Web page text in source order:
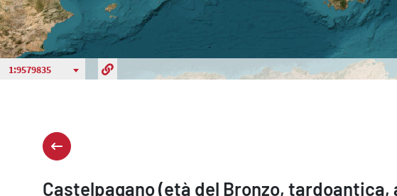
Castelpagano (età del Bronzo,